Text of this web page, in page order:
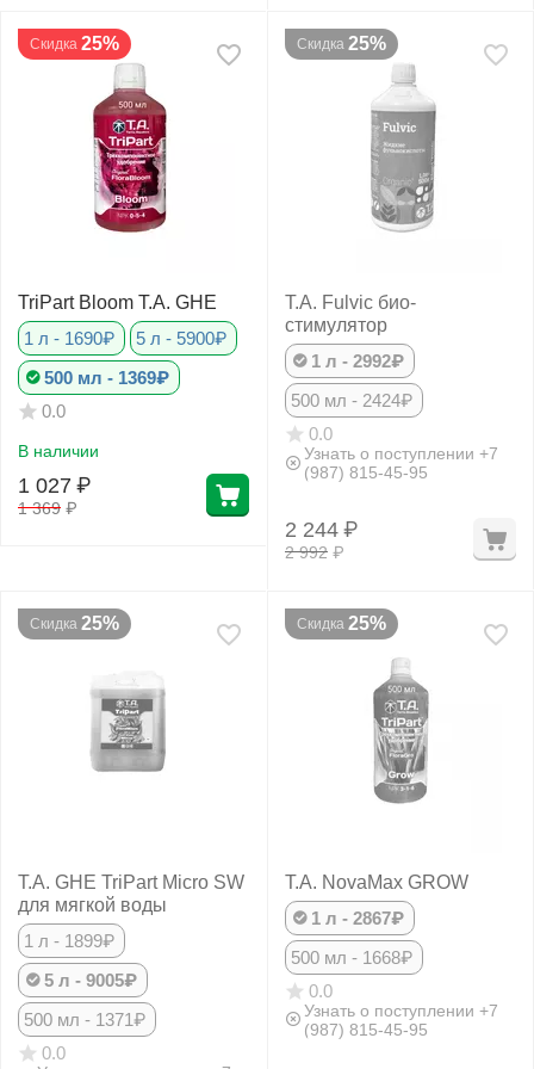
Скидка 25%
TriPart Bloom T.A. GHE
1 л - 1690₽
5 л - 5900₽
500 мл - 1369₽
0.0
В наличии
1 369 ₽
1 027 ₽
Скидка 25%
T.A. Fulvic био-
стимулятор
1 л - 2992₽
500 мл - 2424₽
0.0
Узнать о поступлении +7
(987) 815-45-95
2 992 ₽
2 244 ₽
Скидка 25%
T.A. GHE TriPart Micro SW
для мягкой воды
1 л - 1899₽
5 л - 9005₽
500 мл - 1371₽
0.0
Скидка 25%
T.A. NovaMax GROW
1 л - 2867₽
500 мл - 1668₽
0.0
Узнать о поступлении +7
(987) 815-45-95